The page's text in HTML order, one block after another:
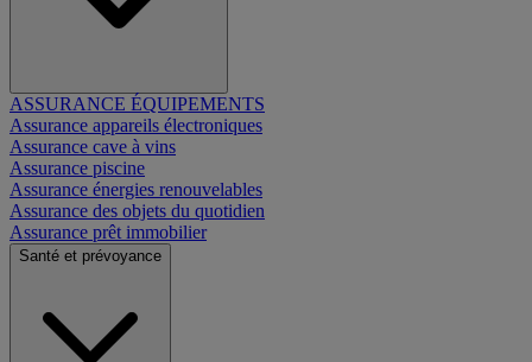
ASSURANCE ÉQUIPEMENTS
Assurance appareils électroniques
Assurance cave à vins
Assurance piscine
Assurance énergies renouvelables
Assurance des objets du quotidien
Assurance prêt immobilier
Santé et prévoyance